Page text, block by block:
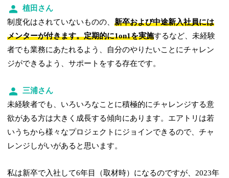
植田さん
制度化はされていないものの、新卒および中途新入社員には
メンターが付きます。定期的に1on1を実施するなど、未経験
者でも業務にあたれるよう、自分のやりたいことにチャレン
ジができるよう、サポートをする存在です。
三浦さん
未経験者でも、いろいろなことに積極的にチャレンジする意
欲がある方は大きく成長する傾向にあります。エアトリは若
いうちから様々なプロジェクトにジョインできるので、チャ
レンジしがいがあると思います。
私は新卒で入社して6年目（取材時）になるのですが、2023年